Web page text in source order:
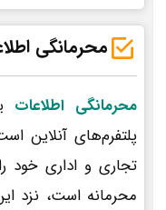
محرمانگی
محرمانگی اطلاعات
پلتفرم‌های آنلاین
تجاری و اداری خود
محرمانه است، نزد